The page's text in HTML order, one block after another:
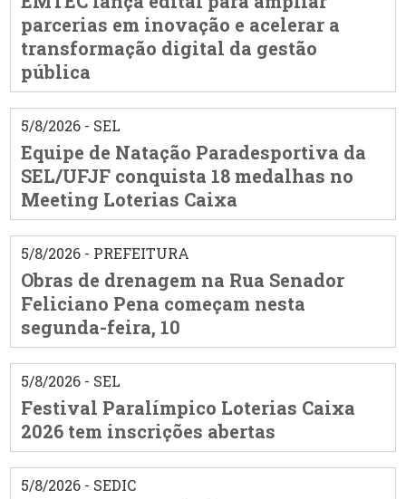
parcerias em inovação e acelerar a
transformação digital da gestão
pública
5/8/2026 - SEL
Equipe de Natação Paradesportiva da
SEL/UFJF conquista 18 medalhas no
Meeting Loterias Caixa
5/8/2026 - PREFEITURA
Obras de drenagem na Rua Senador
Feliciano Pena começam nesta
segunda-feira, 10
5/8/2026 - SEL
Festival Paralímpico Loterias Caixa
2026 tem inscrições abertas
5/8/2026 - SEDIC